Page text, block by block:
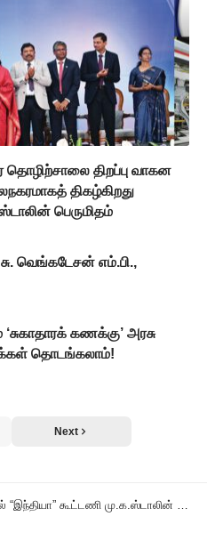
தொழிற்சாலை திறப்பு வாகன
திகழ்கிறது
பெருமிதம்
வெங்கடேசன் எம்.பி.,
கணக்கு’ அரசு
தொடங்கலாம்!
Next
கூட்டணி மு.க.ஸ்டாலின் வழி நடத்துவார்!